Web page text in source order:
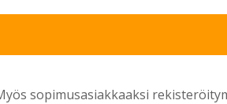
sopimusasiakkaaksi